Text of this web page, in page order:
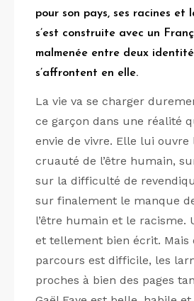
pour son pays, ses racines et
s’est construite avec un
malmenée entre deux
s’affrontent en elle.
La vie va se charger
ce garçon dans une réalité
envie de vivre. Elle lui ouvre
cruauté de l’être humain,
sur la difficulté de
sur finalement le manque
l’être humain et le racisme.
et tellement bien écrit. Mais
parcours est difficile, les
proches à bien des pages